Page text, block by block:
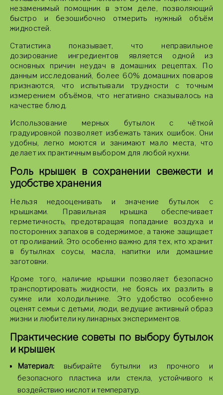
незаменимый помощник в этом деле, позволяющий
быстро и безошибочно отмерить нужный объём
жидкостей.
Статистика показывает, что неправильное
дозирование ингредиентов является одной из
основных причин неудач в домашних рецептах. По
данным исследований, более 60% домашних поваров
признаются, что испытывали трудности с точным
измерением объёмов, что негативно сказывалось на
качестве блюд.
Использование мерных бутылок с чёткой
градуировкой позволяет избежать таких ошибок. Они
удобны, легко моются и занимают мало места, что
делает их практичным выбором для любой кухни.
Роль крышек в сохранении свежести и
удобстве хранения
Нельзя недооценивать и значение бутылок с
крышками. Правильная крышка обеспечивает
герметичность, предотвращая попадание воздуха и
посторонних запахов в содержимое, а также защищает
от проливаний. Это особенно важно для тех, кто хранит
в бутылках соусы, масла, напитки или домашние
заготовки.
Кроме того, наличие крышки позволяет безопасно
транспортировать жидкости, не боясь их разлить в
сумке или холодильнике. Это удобство особенно
оценят семьи с детьми, люди, ведущие активный образ
жизни и любители кулинарных экспериментов.
Практические советы по выбору бутылок
и крышек
Материал: выбирайте бутылки из прочного и
безопасного пластика или стекла, устойчивого к
воздействию кислот и температур.